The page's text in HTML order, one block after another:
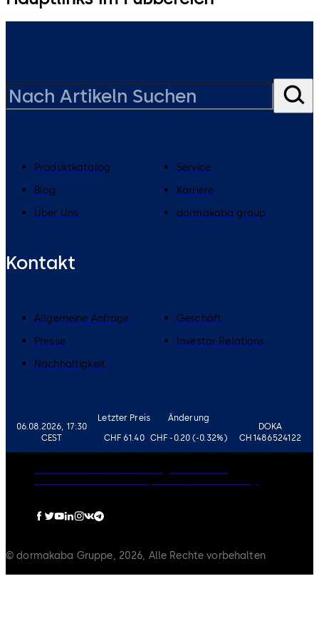
06.08.2026, 17:30
CEST
Letzter Preis
CHF 61.40
Änderung
CHF -0.20 (-0.32%)
DOKA
CH1486524122
Produktkatalog
Service
Blog
Karriere
Über Uns
dormakaba group
Kontakt
Allgemeine Anfrage
Geschäft
Presse
Investor Relations
Nachhaltigkeit
© dormakaba Gruppe, 2026, Alle Rechte vorbehalten